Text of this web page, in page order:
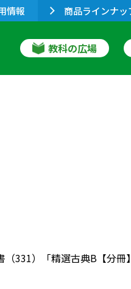
情報 商品ラインナッ
教科の広場
331）「精選古典B【分冊